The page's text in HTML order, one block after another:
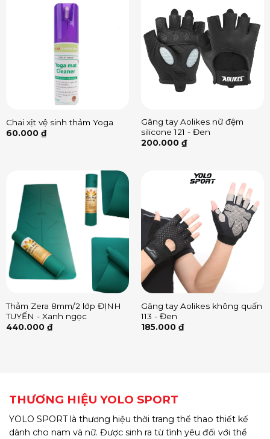
Chai xịt vệ sinh thảm Yoga
60.000 ₫
Găng tay Aolikes nữ đệm
silicone 121 - Đen
200.000 ₫
Thảm Zera 8mm/2 lớp ĐỊNH
TUYẾN - Xanh ngọc
440.000 ₫
Găng tay Aolikes không quấn
113 - Đen
185.000 ₫
THƯƠNG HIỆU YOLO SPORT
YOLO SPORT là thương hiệu thời trang thể thao thiết kế
dành cho nam và nữ. Được sinh ra từ tình yêu đối với thể